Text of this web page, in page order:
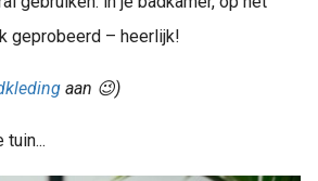
geprobeerd – heerlijk!
aan 😉)